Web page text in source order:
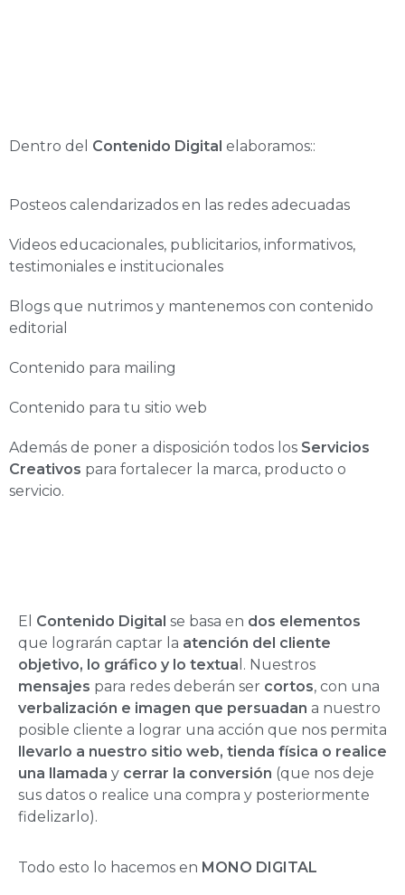
Dentro del Contenido Digital elaboramos::
Posteos calendarizados en las redes adecuadas
Videos educacionales, publicitarios, informativos,
testimoniales e institucionales
Blogs que nutrimos y mantenemos con contenido
editorial
Contenido para mailing
Contenido para tu sitio web
Además de poner a disposición todos los Servicios
Creativos para fortalecer la marca, producto o
servicio.
El Contenido Digital se basa en dos elementos
que lograrán captar la atención del cliente
objetivo, lo gráfico y lo textua l. Nuestros
mensajes para redes deberán ser cortos, con una
verbalización e imagen que persuadan a nuestro
posible cliente a lograr una acción que nos permita
llevarlo a nuestro sitio web, tienda física o realice
una llamada y cerrar la conversión (que nos deje
sus datos o realice una compra y posteriormente
fidelizarlo).
Todo esto lo hacemos en MONO DIGITAL